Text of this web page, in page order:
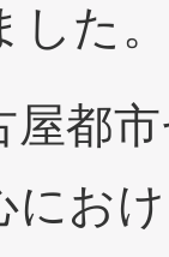
た。
屋都
にお